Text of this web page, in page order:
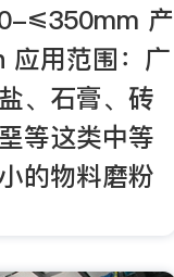
≤350mm 产
用范围：广
、石膏、砖
等这类中等
的物料磨粉